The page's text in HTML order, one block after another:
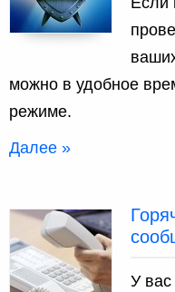
можно в удобное
режиме.
Далее »
У вас